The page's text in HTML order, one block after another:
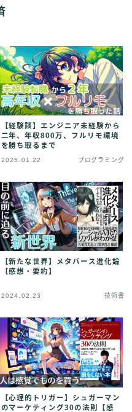
【経験談】エンジニア未経験から
二年、年収800万、フルリモ環境
を勝ち取るまで
2025.01.22 プログラミング
【新たな世界】メタバース進化論
【感想・要約】
2024.02.23 技術書
【心理的トリガー】シュガーマン
のマーケティング30の法則【感